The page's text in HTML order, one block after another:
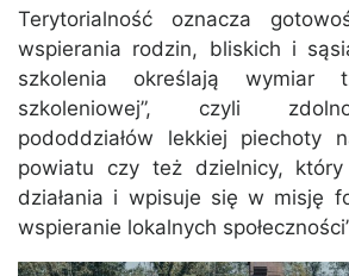
Terytorialność oznacza
wspierania rodzin, bliskich i
szkolenia określają wymiar
szkoleniowej”, czyli
pododdziałów lekkiej piechoty
powiatu czy też dzielnicy,
działania i wpisuje się w misję
wspieranie lokalnych